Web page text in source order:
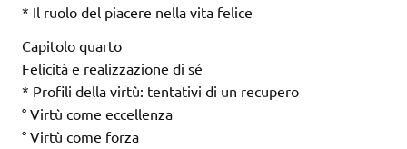
* Il ruolo del piacere nella vita felice
Capitolo quarto
Felicità e realizzazione di sé
* Profili della virtù: tentativi di un recupero
° Virtù come eccellenza
° Virtù come forza